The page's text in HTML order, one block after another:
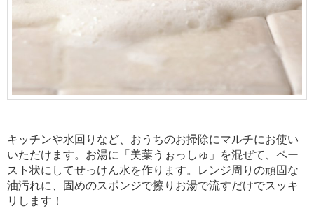
キッチンや水回りなど、おうちのお掃除にマルチにお使い
いただけます。お湯に「美葉うぉっしゅ」を混ぜて、ペー
スト状にしてせっけん水を作ります。レンジ周りの頑固な
油汚れに、固めのスポンジで擦りお湯で流すだけでスッキ
リします！